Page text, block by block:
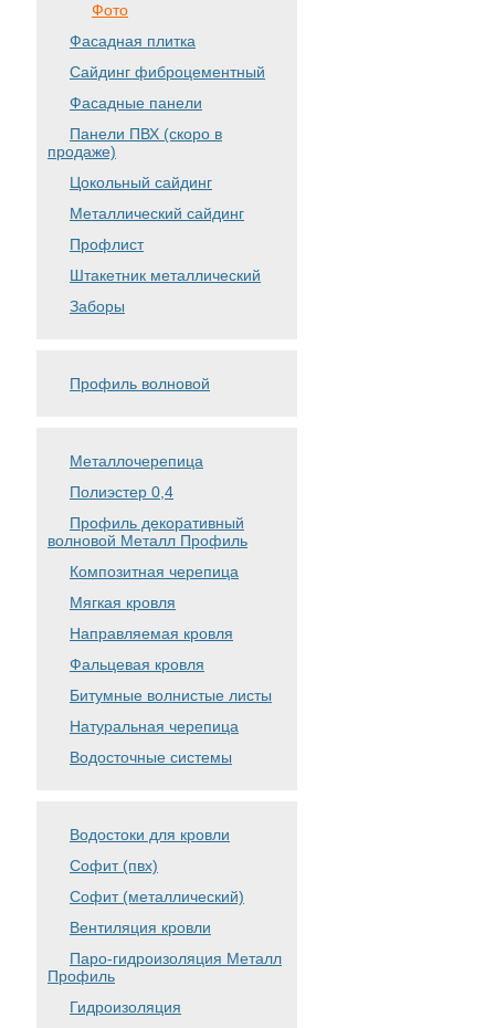
Фото
Фасадная плитка
Сайдинг фиброцементный
Фасадные панели
Панели ПВХ (скоро в
продаже)
Цокольный сайдинг
Металлический сайдинг
Профлист
Штакетник металлический
Заборы
Профиль волновой
Металлочерепица
Полиэстер 0,4
Профиль декоративный
волновой Металл Профиль
Композитная черепица
Мягкая кровля
Направляемая кровля
Фальцевая кровля
Битумные волнистые листы
Натуральная черепица
Водосточные системы
Водостоки для кровли
Софит (пвх)
Софит (металлический)
Вентиляция кровли
Паро-гидроизоляция Металл
Профиль
Гидроизоляция